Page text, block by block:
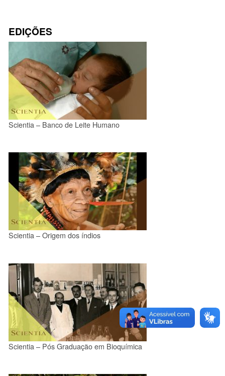
EDIÇÕES
Scientia – Banco de Leite Humano
Scientia – Origem dos índios
Scientia – Pós Graduação em Bioquímica